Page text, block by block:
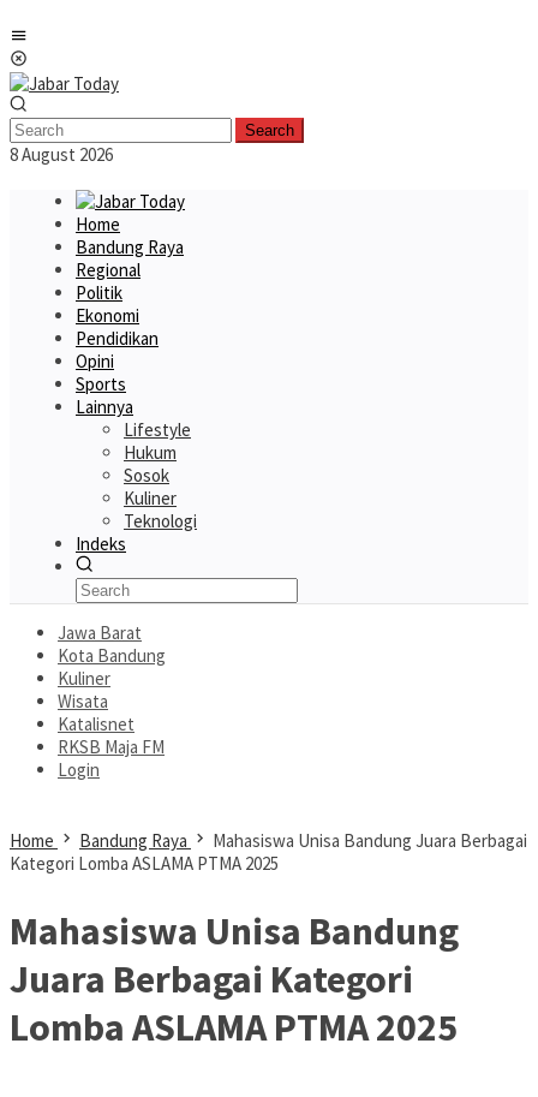
to
content
Search
8 August 2026
Home
Bandung Raya
Regional
Politik
Ekonomi
Pendidikan
Opini
Sports
Lainnya
Lifestyle
Hukum
Sosok
Kuliner
Teknologi
Indeks
Jawa Barat
Kota Bandung
Kuliner
Wisata
Katalisnet
RKSB Maja FM
Login
Home Bandung Raya
Mahasiswa Unisa Bandung Juara Berbagai
Kategori Lomba ASLAMA PTMA 2025
Mahasiswa Unisa Bandung
Juara Berbagai Kategori
Lomba ASLAMA PTMA 2025